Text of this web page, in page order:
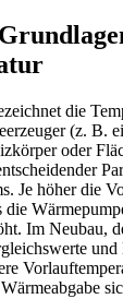
die
(z. B.
oder
Je höher die
die
Im Neubau,
und